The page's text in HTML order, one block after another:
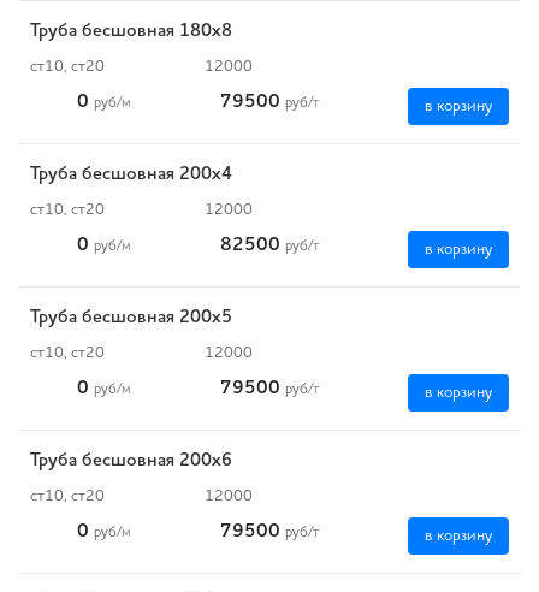
Труба бесшовная 180х8
ст10, ст20 12000
0 руб/м 79500 руб/т в корзину
Труба бесшовная 200х4
ст10, ст20 12000
0 руб/м 82500 руб/т в корзину
Труба бесшовная 200х5
ст10, ст20 12000
0 руб/м 79500 руб/т в корзину
Труба бесшовная 200х6
ст10, ст20 12000
0 руб/м 79500 руб/т в корзину